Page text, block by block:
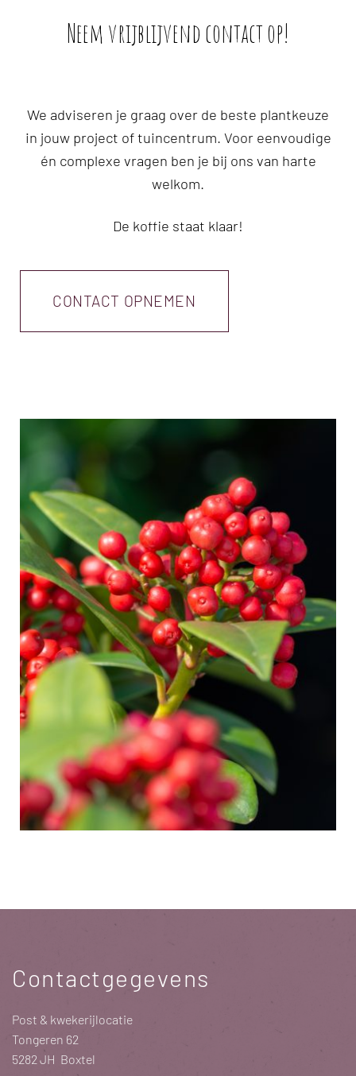
Neem vrijblijvend contact op!
We adviseren je graag over de beste plantkeuze
in jouw project of tuincentrum. Voor eenvoudige
én complexe vragen ben je bij ons van harte
welkom.
De koffie staat klaar!
CONTACT OPNEMEN
Contactgegevens
Post & kwekerijlocatie
Tongeren 62
5282 JH Boxtel